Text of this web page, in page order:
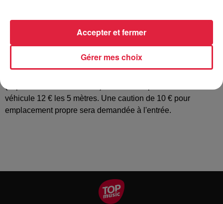
Renseignements et réservations dès à présent au
à envoyer accompagné du règlement avant le mercredi 11
(httpfcbennwihr.footeo.com). Prix des emplacements avec
véhicule 12 € les 5 mètres. Une caution de 10 € pour
emplacement propre sera demandée à l'entrée.
Gérer mes choix
Accepter et fermer